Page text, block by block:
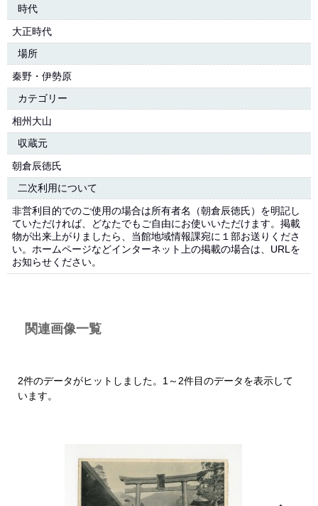
時代
大正時代
場所
秦野・伊勢原
カテゴリー
相州大山
収蔵元
朝倉辰徳氏
二次利用について
非営利目的でのご使用の場合は所有者名（朝倉辰徳氏）を明記し
ていただければ、どなたでもご自由にお使いいただけます。掲載
物が出来上がりましたら、当館地域情報課宛に１部お送りくださ
い。ホームページなどインターネット上の掲載の場合は、URLを
お知らせください。
関連画像一覧
2件のデータがヒットしました。1～2件目のデータを表示して
います。